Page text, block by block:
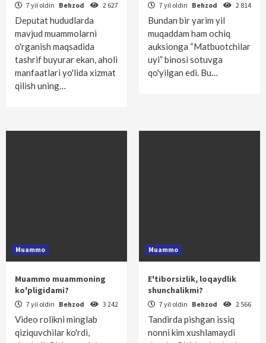
7 yil oldin Behzod 2 627
Deputat hududlarda
mavjud muammolarni
o'rganish maqsadida
tashrif buyurar ekan, aholi
manfaatlari yo'lida xizmat
qilish uning…
7 yil oldin Behzod 2 814
Bundan bir yarim yil
muqaddam ham ochiq
auksionga “Matbuotchilar
uyi” binosi sotuvga
qo'yilgan edi. Bu…
Muammo
Muammo muammoning
ko'pligidami?
7 yil oldin Behzod 3 242
Video rolikni minglab
qiziquvchilar ko'rdi,
Muammo
E'tiborsizlik, loqaydlik
shunchalikmi?
7 yil oldin Behzod 2 566
Tandirda pishgan issiq
nonni kim xushlamaydi